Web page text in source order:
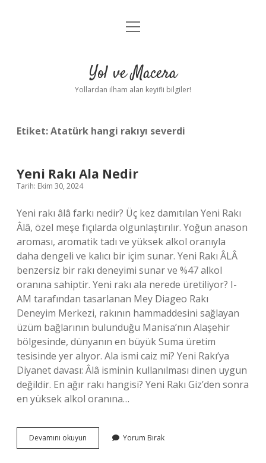
Anasayfa
Yasal Uyarı
menüyü
Yol ve Macera
Yollardan ilham alan keyifli bilgiler!
Etiket:Atatürk hangi rakıyı severdi
Yeni Rakı Ala Nedir
Tarih: Ekim 30, 2024
Yeni rakı âlâ farkı nedir? Üç kez damıtılan Yeni Rakı
Âlâ, özel meşe fıçılarda olgunlaştırılır. Yoğun anason
aroması, aromatik tadı ve yüksek alkol oranıyla
daha dengeli ve kalıcı bir içim sunar. Yeni Rakı ÂLÂ
benzersiz bir rakı deneyimi sunar ve %47 alkol
oranına sahiptir. Yeni rakı ala nerede üretiliyor? I-
AM tarafından tasarlanan Mey Diageo Rakı
Deneyim Merkezi, rakının hammaddesini sağlayan
üzüm bağlarının bulunduğu Manisa’nın Alaşehir
bölgesinde, dünyanın en büyük Suma üretim
tesisinde yer alıyor. Ala ismi caiz mi? Yeni Rakı’ya
Diyanet davası: Âlâ isminin kullanılması dinen uygun
değildir. En ağır rakı hangisi? Yeni Rakı Giz’den sonra
en yüksek alkol oranına…
Devamını okuyun
Rakı
Yorum Bırak